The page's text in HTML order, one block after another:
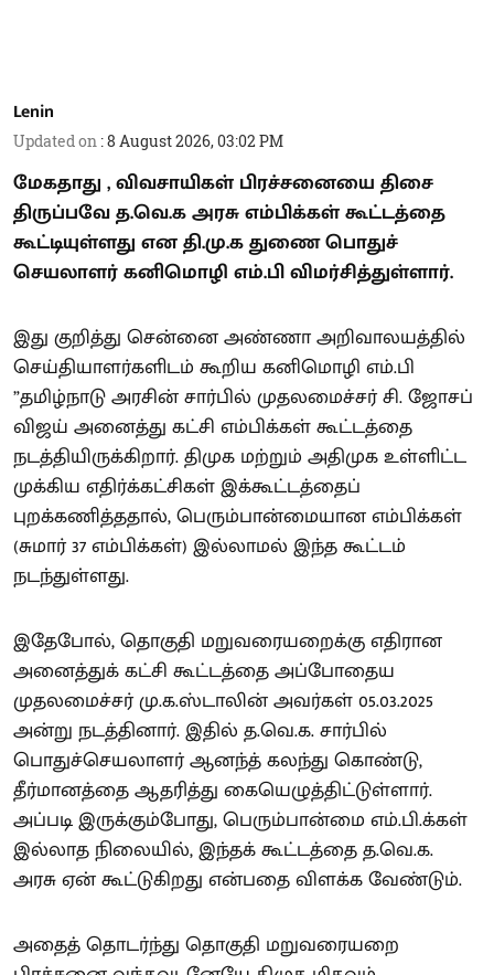
Lenin
Updated on :8 August 2026, 03:02 PM
மேகதாது , விவசாயிகள் பிரச்சனையை திசை
திருப்பவே த.வெ.க அரசு எம்பிக்கள் கூட்டத்தை
கூட்டியுள்ளது என தி.மு.க துணை பொதுச்
செயலாளர் கனிமொழி எம்.பி விமர்சித்துள்ளார்.
இது குறித்து சென்னை அண்ணா அறிவாலயத்தில்
செய்தியாளர்களிடம் கூறிய கனிமொழி எம்.பி
”தமிழ்நாடு அரசின் சார்பில் முதலமைச்சர் சி. ஜோசப்
விஜய் அனைத்து கட்சி எம்பிக்கள் கூட்டத்தை
நடத்தியிருக்கிறார். திமுக மற்றும் அதிமுக உள்ளிட்ட
முக்கிய எதிர்க்கட்சிகள் இக்கூட்டத்தைப்
புறக்கணித்ததால், பெரும்பான்மையான எம்பிக்கள்
(சுமார் 37 எம்பிக்கள்) இல்லாமல் இந்த கூட்டம்
நடந்துள்ளது.
இதேபோல், தொகுதி மறுவரையறைக்கு எதிரான
அனைத்துக் கட்சி கூட்டத்தை அப்போதைய
முதலமைச்சர் மு.க.ஸ்டாலின் அவர்கள் 05.03.2025
அன்று நடத்தினார். இதில் த.வெ.க. சார்பில்
பொதுச்செயலாளர் ஆனந்த் கலந்து கொண்டு,
தீர்மானத்தை ஆதரித்து கையெழுத்திட்டுள்ளார்.
அப்படி இருக்கும்போது, பெரும்பான்மை எம்.பி.க்கள்
இல்லாத நிலையில், இந்தக் கூட்டத்தை த.வெ.க.
அரசு ஏன் கூட்டுகிறது என்பதை விளக்க வேண்டும்.
அதைத் தொடர்ந்து தொகுதி மறுவரையறை